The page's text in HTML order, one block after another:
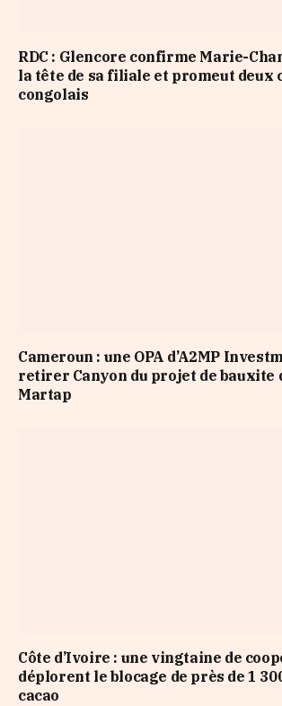
RDC : Glencore confirme Marie-
la tête de sa filiale et promeut deux
congolais
Cameroun : une OPA d’A2MP
retirer Canyon du projet de bauxite
Martap
Côte d’Ivoire : une vingtaine de
déplorent le blocage de près de 1
cacao